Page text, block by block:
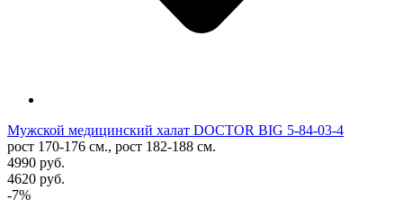
Мужской медицинский халат DOCTOR BIG 5-84-03-4
рост 170-176 см., рост 182-188 см.
4990 руб.
4620 руб.
-7%